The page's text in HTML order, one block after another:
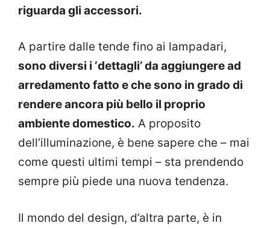
riguarda gli accessori.
A partire dalle tende fino ai lampadari,
sono diversi i ‘dettagli’ da aggiungere ad
arredamento fatto e che sono in grado di
rendere ancora più bello il proprio
ambiente domestico. A proposito
dell’illuminazione, è bene sapere che – mai
come questi ultimi tempi – sta prendendo
sempre più piede una nuova tendenza.
Il mondo del design, d’altra parte, è in